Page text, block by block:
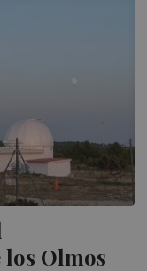
Olmos